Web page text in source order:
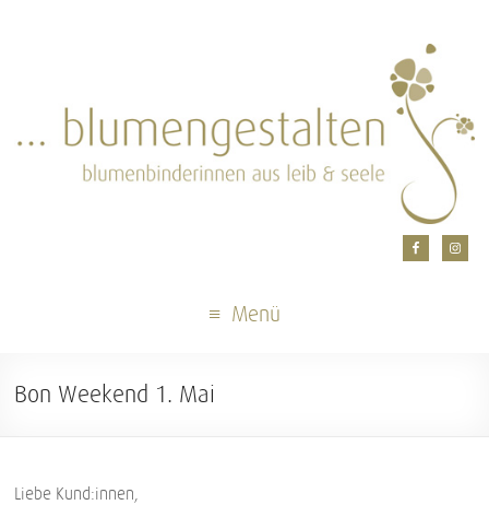
Menü
Bon Weekend 1. Mai
Liebe Kund:innen,